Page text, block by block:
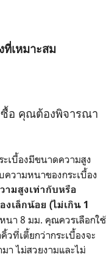
ที่เหมาะสม
อ คุณต้องพิจารณา
ะเบื้องมีขนาดความสูง
วามหนาของกระเบื้อง
มสูงเท่ากับหรือ
เล็กน้อย (ไม่เกิน 1
นา 8 มม. คุณควรเลือกใช้
วที่เตี้ยกว่ากระเบื้องจะ
า ไม่สวยงามและไม่